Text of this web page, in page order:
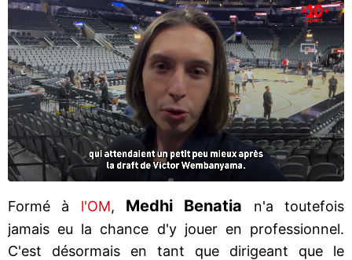
Formé à l'OM, Medhi Benatia n'a toutefois
jamais eu la chance d'y jouer en professionnel.
C'est désormais en tant que dirigeant que le